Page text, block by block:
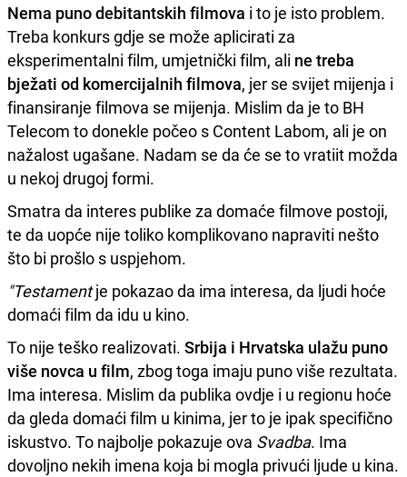
Nema puno debitantskih filmova i to je isto problem.
Treba konkurs gdje se može aplicirati za
eksperimentalni film, umjetnički film, ali ne treba
bježati od komercijalnih filmova, jer se svijet mijenja i
finansiranje filmova se mijenja. Mislim da je to BH
Telecom to donekle počeo s Content Labom, ali je on
nažalost ugašane. Nadam se da će se to vratiit možda
u nekoj drugoj formi.
Smatra da interes publike za domaće filmove postoji,
te da uopće nije toliko komplikovano napraviti nešto
što bi prošlo s uspjehom.
"Testamentje pokazao da ima interesa, da ljudi hoće
domaći film da idu u kino.
To nije teško realizovati. Srbija i Hrvatska ulažu puno
više novca u film, zbog toga imaju puno više rezultata.
Ima interesa. Mislim da publika ovdje i u regionu hoće
da gleda domaći film u kinima, jer to je ipak specifično
iskustvo. To najbolje pokazuje ova Svadba. Ima
dovoljno nekih imena koja bi mogla privući ljude u kina.